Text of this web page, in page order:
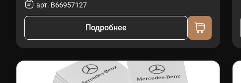
арт. B66957127
Подробнее